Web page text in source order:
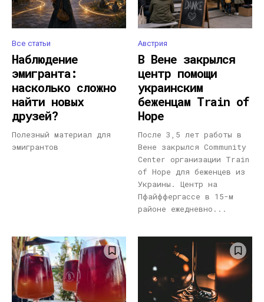
Все статьи
Наблюдение
эмигранта:
насколько сложно
найти новых
друзей?
Полезный материал для
эмигрантов
Австрия
В Вене закрылся
центр помощи
украинским
беженцам Train of
Hope
После 3,5 лет работы в
Вене закрылся Community
Center организации Train
of Hope для беженцев из
Украины. Центр на
Пфайффергассе в 15-м
районе ежедневно...